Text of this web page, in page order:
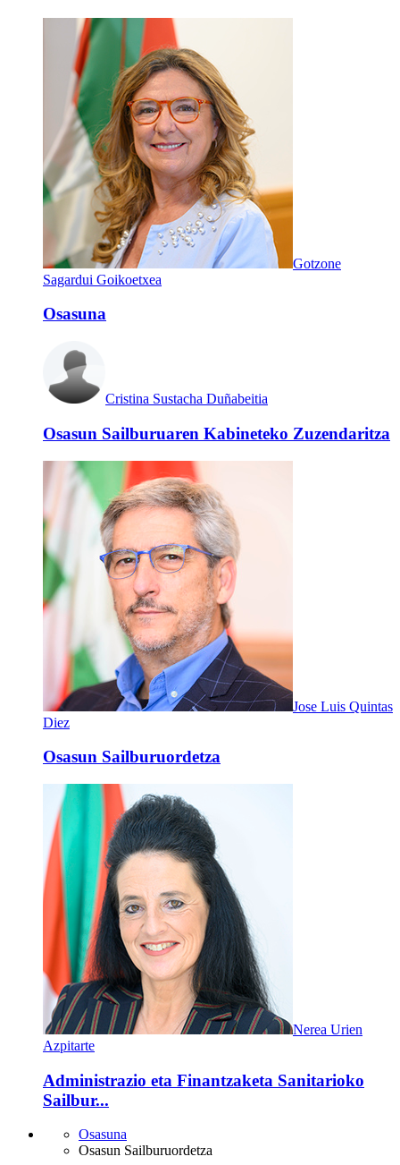
Gotzone
Sagardui Goikoetxea
Osasuna
Cristina Sustacha Duñabeitia
Osasun Sailburuaren Kabineteko Zuzendaritza
Jose Luis Quintas
Diez
Osasun Sailburuordetza
Nerea Urien
Azpitarte
Administrazio eta Finantzaketa Sanitarioko
Sailbur...
Osasuna
Osasun Sailburuordetza